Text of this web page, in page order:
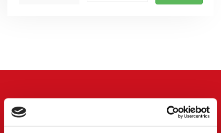
Meld je aan voor onze
nieuwsbrief